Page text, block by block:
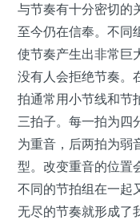
与节奏有十分密切的
至今仍在信奉。不同
使节奏产生出非常巨
没有人会拒绝节奏。
拍通常用小节线和节
三拍子。每一拍为四
为重音，后两拍为弱
型。改变重音的位置
不同的节拍组在一起
无尽的节奏就形成了